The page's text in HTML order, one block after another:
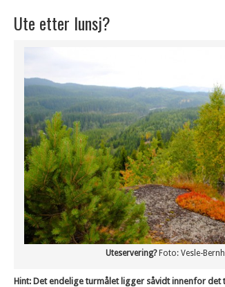
Ute etter lunsj?
Uteservering?Foto: Vesle-
Hint: Det endelige turmålet ligger såvidt innenfor